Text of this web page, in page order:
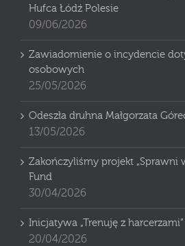
Hufca Łódź Polesie
09/06/2026
Zawiadomienie o incydencie
osobowych
25/05/2026
Odeszła druhna Małgorzata
13/05/2026
Zakończyliśmy projekt „Sprawni
Fund
30/04/2026
Inicjatywa „Trenuję z
20/04/2026